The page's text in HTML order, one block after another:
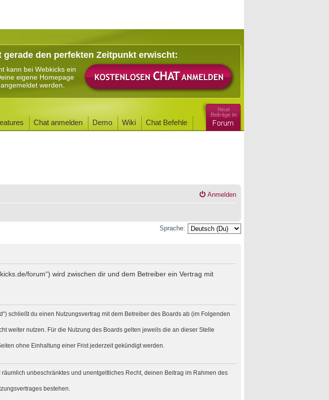
gerade den perfekten Zeitpunkt erwischt:
kann bei Webkicks ein
eigene Homepage
werden.
Chat anmelden Demo Wiki Chat Befehle
Anmelden
Sprache:
forum“) wird zwischen dir und dem Betreiber ein Vertrag mit
schließt du einen Nutzungsvertrag mit dem Betreiber des Boards ab (im Folgenden
weiter nutzen. Für die Nutzung des Boards gelten jeweils die an dieser Stelle
ohne Einhaltung einer Frist jederzeit gekündigt werden.
unbeschränktes und unentgeltliches Recht, deinen Beitrag im Rahmen des
bestehen.